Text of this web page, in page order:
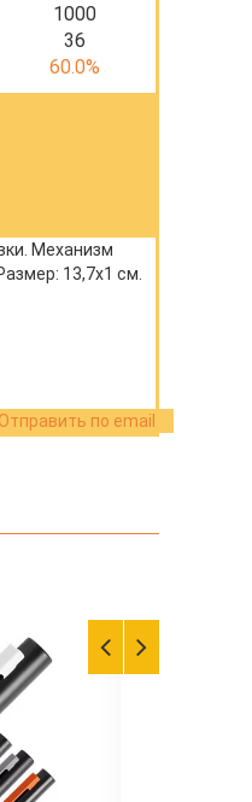
1000
36
60.0%
Механизм
13,7x1 см.
Отправить по email